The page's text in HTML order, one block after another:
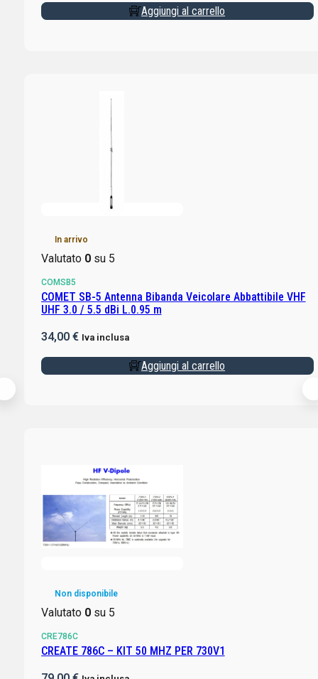
Aggiungi al carrello
In arrivo
Valutato 0su 5
COMSB5
COMET SB-5 Antenna Bibanda Veicolare Abbattibile VHF
UHF 3.0 / 5.5 dBi L.0.95 m
34,00 € Iva inclusa
Aggiungi al carrello
Non disponibile
Valutato 0su 5
CRE786C
CREATE 786C – KIT 50 MHZ PER 730V1